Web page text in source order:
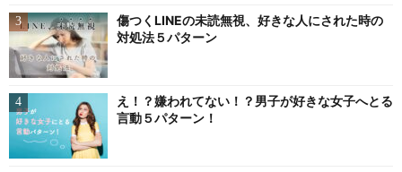
傷つくLINEの未読無視、好きな人にされた時の
対処法５パターン
え！？嫌われてない！？男子が好きな女子へとる
言動５パターン！